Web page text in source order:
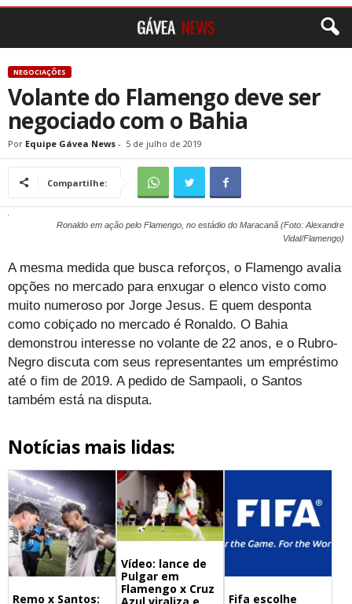
NEGOCIAÇÕES
Volante do Flamengo deve ser
negociado com o Bahia
Por Equipe Gávea News - 5 de julho de 2019
Compartilhe:
Ronaldo em ação pelo Flamengo, no estádio do Maracanã (Foto: Alexandre
Vidal/Flamengo)
A mesma medida que busca reforços, o Flamengo avalia
opções no mercado para enxugar o elenco visto como
muito numeroso por Jorge Jesus. E quem desponta
como cobiçado no mercado é Ronaldo. O Bahia
demonstrou interesse no volante de 22 anos, e o Rubro-
Negro discuta com seus representantes um empréstimo
até o fim de 2019. A pedido de Sampaoli, o Santos
também está na disputa.
Notícias mais lidas:
Remo x Santos:
Vídeo: lance de
Pulgar em
Flamengo x Cruz
Fifa escolhe